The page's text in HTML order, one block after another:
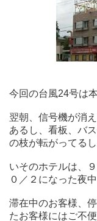
今回の台風24号は
翌朝、信号機が消
あるし、看板、バ
の枝が転がってるし
いそのホテルは、
０／２になった夜中
滞在中のお客様、
たお客様にはご不